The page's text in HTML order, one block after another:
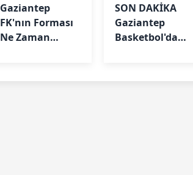
Gaziantep
FK'nın Forması
Ne Zaman
SON DAKİKA
Gaziantep
Basketbol'da